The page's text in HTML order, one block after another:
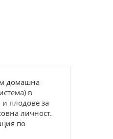
домашна
в
и плодове за
личност.
по